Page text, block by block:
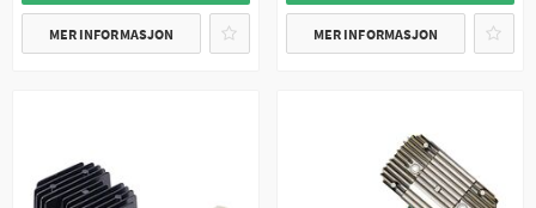
MER INFORMASJON MER INFORMASJON